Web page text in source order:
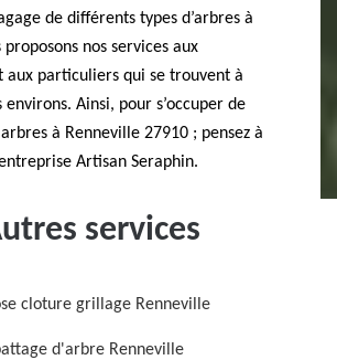
de différents types d’arbres à
proposons nos services aux
aux particuliers qui se trouvent à
environs. Ainsi, pour s’occuper de
arbres à Renneville 27910 ; pensez à
Artisan Seraphin.
services
cloture grillage Renneville
d'arbre Renneville